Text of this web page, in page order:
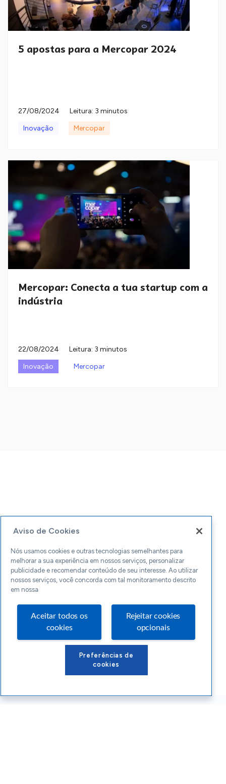
5 apostas para a Mercopar 2024
27/08/2024
Leitura: 3 minutos
Inovação
Mercopar
Mercopar: Conecta a tua startup com a
indústria
22/08/2024
Leitura: 3 minutos
Inovação
Mercopar
Aviso de Cookies
Nós usamos cookies e outras tecnologias semelhantes para
melhorar a sua experiência em nossos serviços, personalizar
publicidade e recomendar conteúdo de seu interesse. Ao utilizar
nossos serviços, você concorda com tal monitoramento descrito
em nossa
Aceitar todos os
cookies
Rejeitar cookies
opcionais
Preferências de
cookies